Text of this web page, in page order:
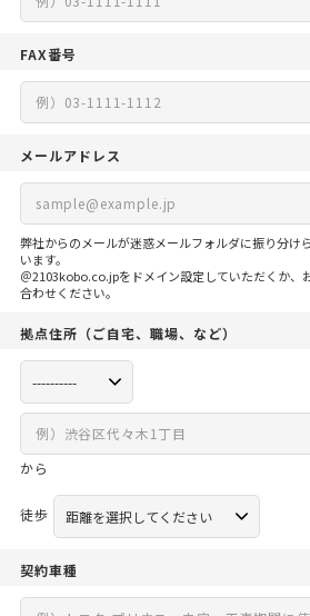
FAX番号
メールアドレス
弊社からのメールが迷惑メールフォルダに振り分け
います。
＠2103kobo.co.jpをドメイン設定していただくか、
合わせください。
拠点住所 （ご自宅、 職場、など）
から
徒歩
契約車種